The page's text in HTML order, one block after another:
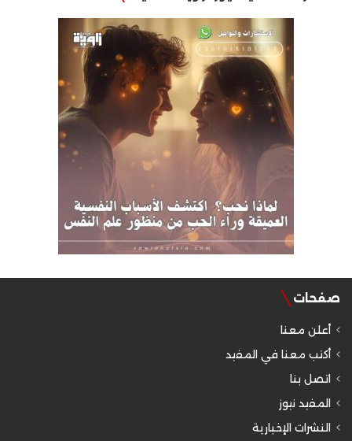
صفحات
أعلن معنا
أكتب معنا في المفيد
اتصل بنا
المفيد نيوز
النشرات الإخبارية